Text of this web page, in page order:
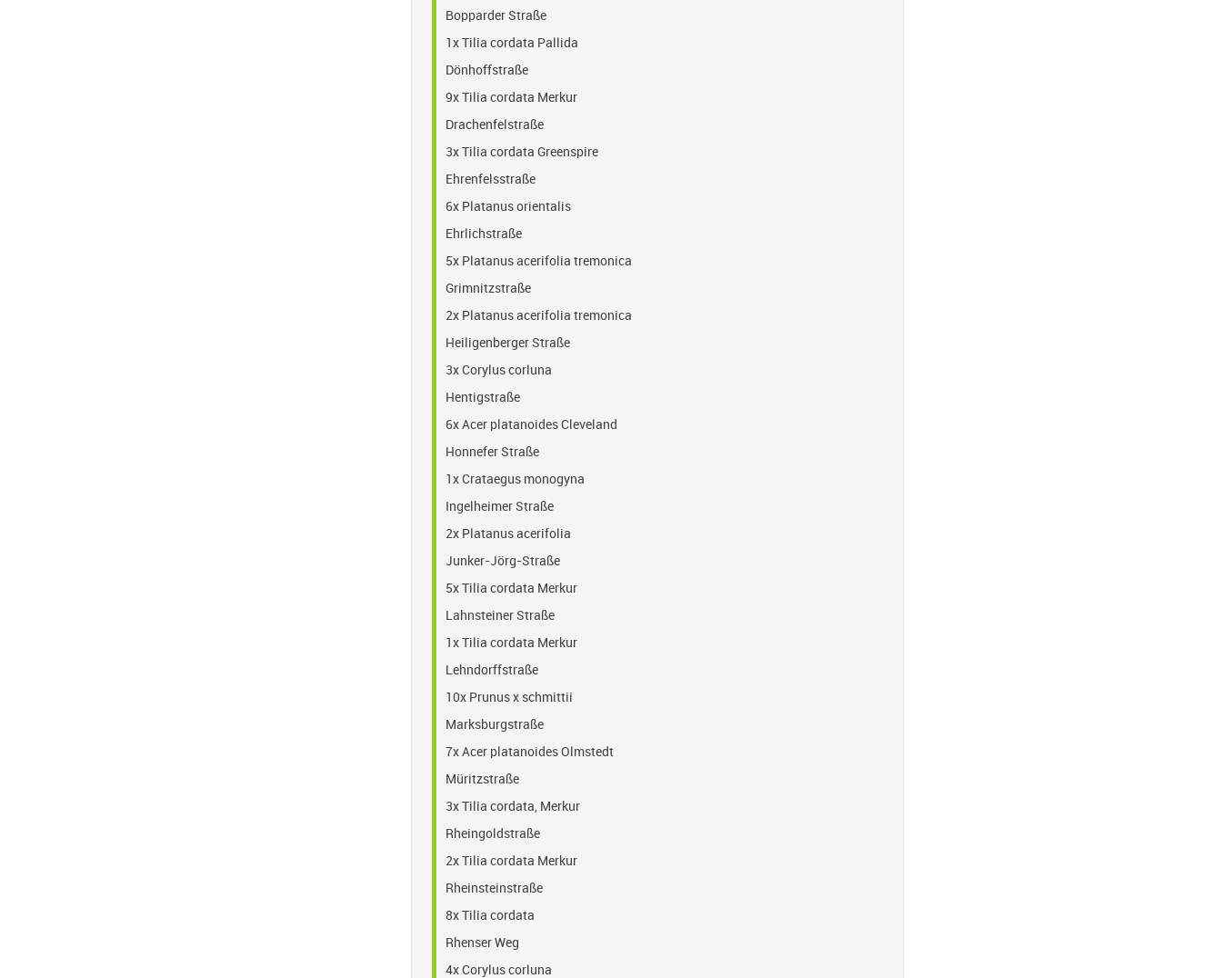
Bopparder Straße
1x Tilia cordata Pallida
Dönhoffstraße
9x Tilia cordata Merkur
Drachenfelstraße
3x Tilia cordata Greenspire
Ehrenfelsstraße
6x Platanus orientalis
Ehrlichstraße
5x Platanus acerifolia tremonica
Grimnitzstraße
2x Platanus acerifolia tremonica
Heiligenberger Straße
3x Corylus corluna
Hentigstraße
6x Acer platanoides Cleveland
Honnefer Straße
1x Crataegus monogyna
Ingelheimer Straße
2x Platanus acerifolia
Junker-Jörg-Straße
5x Tilia cordata Merkur
Lahnsteiner Straße
1x Tilia cordata Merkur
Lehndorffstraße
10x Prunus x schmittii
Marksburgstraße
7x Acer platanoides Olmstedt
Müritzstraße
3x Tilia cordata, Merkur
Rheingoldstraße
2x Tilia cordata Merkur
Rheinsteinstraße
8x Tilia cordata
Rhenser Weg
4x Corylus corluna